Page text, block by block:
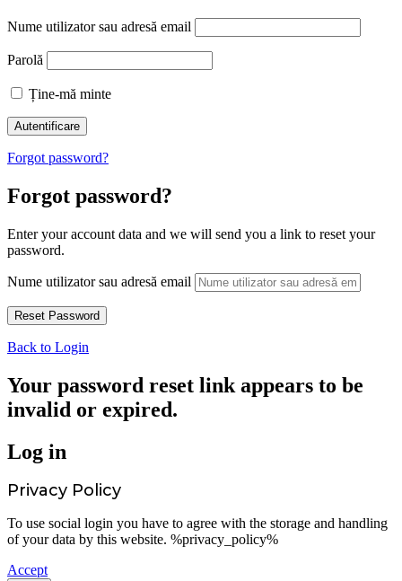
Nume utilizator sau adresă email
Parolă
Ține-mă minte
Forgot password?
Forgot password?
Enter your account data and we will send you a link to reset your
password.
Nume utilizator sau adresă email
Back to Login
Your password reset link appears to be
invalid or expired.
Log in
Privacy Policy
To use social login you have to agree with the storage and handling
of your data by this website. %privacy_policy%
Accept